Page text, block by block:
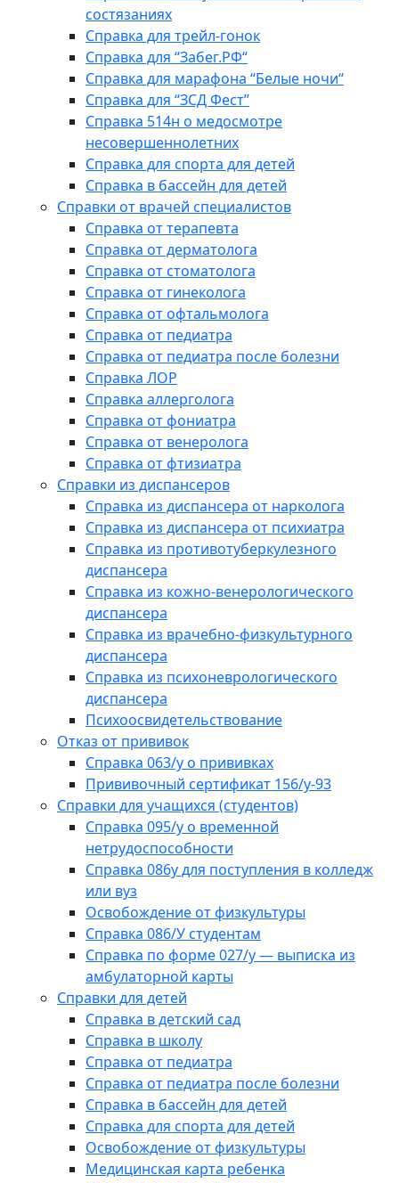
состязаниях
Справка для трейл-гонок
Справка для “Забег.РФ“
Справка для марафона “Белые ночи“
Справка для “ЗСД Фест”
Справка 514н о медосмотре
несовершеннолетних
Справка для спорта для детей
Справка в бассейн для детей
Справки от врачей специалистов
Справка от терапевта
Справка от дерматолога
Справка от стоматолога
Справка от гинеколога
Справка от офтальмолога
Справка от педиатра
Справка от педиатра после болезни
Справка ЛОР
Справка аллерголога
Справка от фониатра
Справка от венеролога
Справка от фтизиатра
Справки из диспансеров
Справка из диспансера от нарколога
Справка из диспансера от психиатра
Справка из противотуберкулезного
диспансера
Справка из кожно-венерологического
диспансера
Справка из врачебно-физкультурного
диспансера
Справка из психоневрологического
диспансера
Психоосвидетельствование
Отказ от прививок
Справка 063/у о прививках
Прививочный сертификат 156/у-93
Справки для учащихся (студентов)
Справка 095/у о временной
нетрудоспособности
Справка 086у для поступления в колледж
или вуз
Освобождение от физкультуры
Справка 086/У студентам
Справка по форме 027/у — выписка из
амбулаторной карты
Справки для детей
Справка в детский сад
Справка в школу
Справка от педиатра
Справка от педиатра после болезни
Справка в бассейн для детей
Справка для спорта для детей
Освобождение от физкультуры
Медицинская карта ребенка